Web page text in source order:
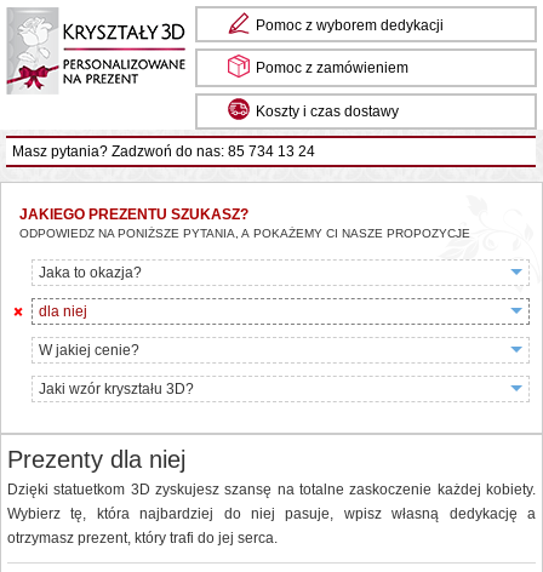
Pomoc z wyborem dedykacji
Pomoc z zamówieniem
Koszty i czas dostawy
Masz pytania? Zadzwoń do nas: 85 734 13 24
JAKIEGO PREZENTU SZUKASZ?
ODPOWIEDZ NA PONIŻSZE PYTANIA, A POKAŻEMY CI NASZE PROPOZYCJE
Jaka to okazja?
dla niej
W jakiej cenie?
Jaki wzór kryształu 3D?
Prezenty dla niej
Dzięki statuetkom 3D zyskujesz szansę na totalne zaskoczenie każdej kobiety.
Wybierz tę, która najbardziej do niej pasuje, wpisz własną dedykację a
otrzymasz prezent, który trafi do jej serca.